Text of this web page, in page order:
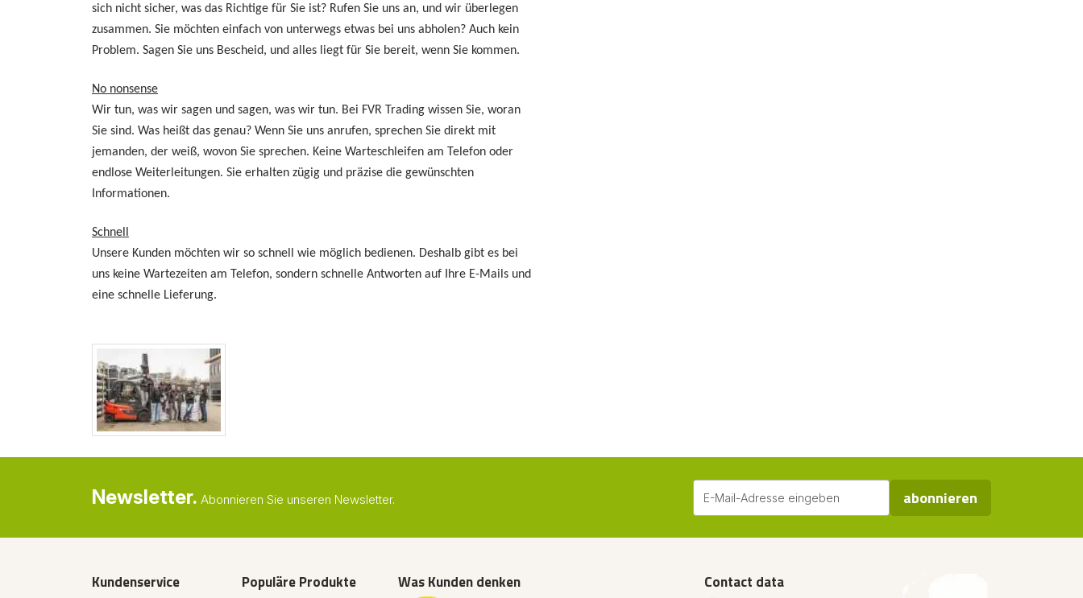
sich nicht sicher, was das Richtige für Sie ist? Rufen Sie uns an, und wir überlegen
zusammen. Sie möchten einfach von unterwegs etwas bei uns abholen? Auch kein
Problem. Sagen Sie uns Bescheid, und alles liegt für Sie bereit, wenn Sie kommen.
No nonsense
Wir tun, was wir sagen und sagen, was wir tun. Bei FVR Trading wissen Sie, woran
Sie sind. Was heißt das genau? Wenn Sie uns anrufen, sprechen Sie direkt mit
jemanden, der weiß, wovon Sie sprechen. Keine Warteschleifen am Telefon oder
endlose Weiterleitungen. Sie erhalten zügig und präzise die gewünschten
Informationen.
Schnell
Unsere Kunden möchten wir so schnell wie möglich bedienen. Deshalb gibt es bei
uns keine Wartezeiten am Telefon, sondern schnelle Antworten auf Ihre E-Mails und
eine schnelle Lieferung.
Newsletter. Abonnieren Sie unseren Newsletter. abonnieren
Kundenservice Populäre Produkte Was Kunden denken Contact data